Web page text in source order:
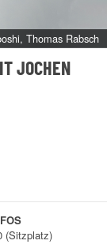
Thomas Rabsch
JOCHEN
(Sitzplatz)